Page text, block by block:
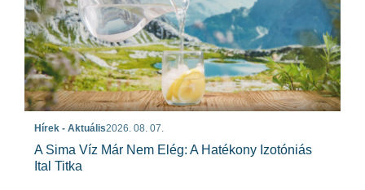
Hírek - Aktuális2026. 08. 07.
A Sima Víz Már Nem Elég: A Hatékony Izotóniás
Ital Titka